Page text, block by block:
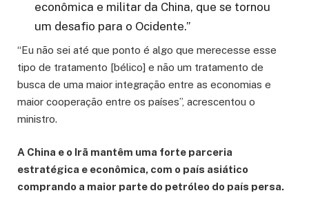
econômica e militar da China, que se tornou
um desafio para o Ocidente.”
“Eu não sei até que ponto é algo que merecesse esse
tipo de tratamento [bélico] e não um tratamento de
busca de uma maior integração entre as economias e
maior cooperação entre os países”, acrescentou o
ministro.
A China e o Irã mantêm uma forte parceria
estratégica e econômica, com o país asiático
comprando a maior parte do petróleo do país persa.